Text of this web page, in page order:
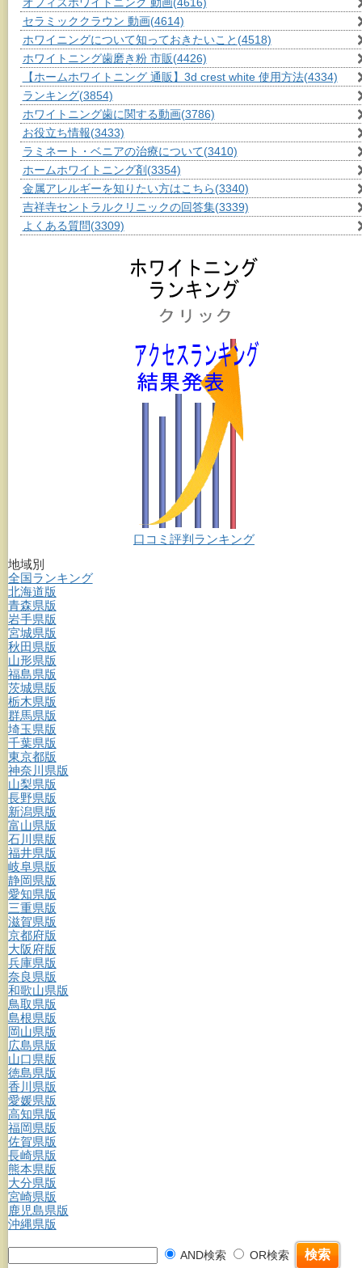
セラミッククラウン 動画(4614)
ホワイニングについて知っておきたいこと (4518)
ホワイトニング歯磨き粉 市販(4426)
【ホームホワイトニング 通販】3d crest white 使用方法(4334)
ランキング(3854)
ホワイトニング歯に関する動画(3786)
お役立ち情報(3433)
ラミネート・ベニアの治療について(3410)
ホームホワイトニング剤 (3354)
金属アレルギーを知りたい方はこちら(3340)
吉祥寺セントラルクリニックの回答集(3339)
よくある質問(3309)
口コミ評判ランキング
地域別
全国ランキング
北海道版
青森県版
岩手県版
宮城県版
秋田県版
山形県版
福島県版
茨城県版
栃木県版
群馬県版
埼玉県版
千葉県版
東京都版
神奈川県版
山梨県版
長野県版
新潟県版
富山県版
石川県版
福井県版
岐阜県版
静岡県版
愛知県版
三重県版
滋賀県版
京都府版
大阪府版
兵庫県版
奈良県版
和歌山県版
鳥取県版
島根県版
岡山県版
広島県版
山口県版
徳島県版
香川県版
愛媛県版
高知県版
福岡県版
佐賀県版
長崎県版
熊本県版
大分県版
宮崎県版
鹿児島県版
沖縄県版
AND検索 OR検索